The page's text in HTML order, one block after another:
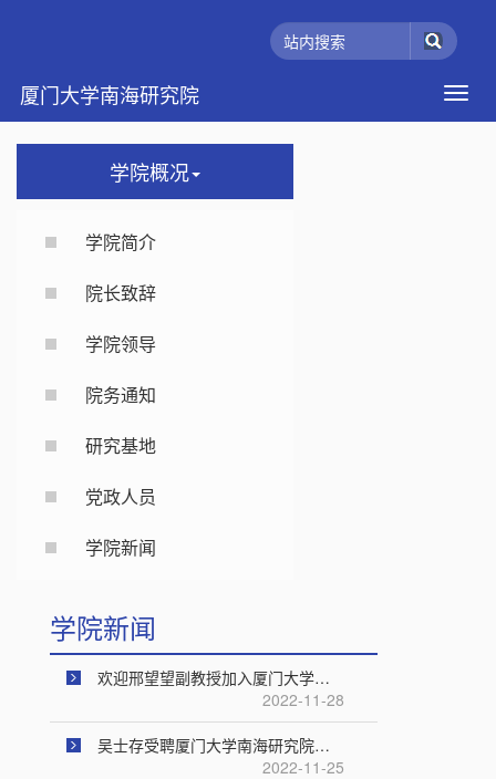
厦门大学南海研究院
学院概况
学院简介
院长致辞
学院领导
院务通知
研究基地
党政人员
学院新闻
学院新闻
欢迎邢望望副教授加入厦门大学南海研究院
2022-11-28
吴士存受聘厦门大学南海研究院讲座教授
2022-11-25